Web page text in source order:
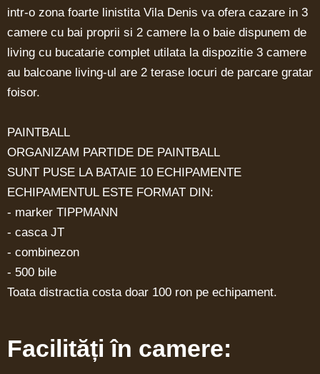
intr-o zona foarte linistita Vila Denis va ofera cazare in 3
camere cu bai proprii si 2 camere la o baie dispunem de
living cu bucatarie complet utilata la dispozitie 3 camere
au balcoane living-ul are 2 terase locuri de parcare gratar
foisor.
PAINTBALL
ORGANIZAM PARTIDE DE PAINTBALL
SUNT PUSE LA BATAIE 10 ECHIPAMENTE
ECHIPAMENTUL ESTE FORMAT DIN:
- marker TIPPMANN
- casca JT
- combinezon
- 500 bile
Toata distractia costa doar 100 ron pe echipament.
Facilități în camere: